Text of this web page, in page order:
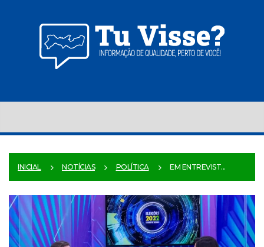
INICIAL NOTÍCIAS POLÍTICA EM ENTREVIST...